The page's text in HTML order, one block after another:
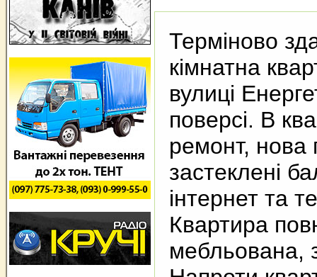
Терміново
кімнатна
вулиці
поверсі. В
ремонт, нова
застеклені
інтернет та
Квартира
мебльована,